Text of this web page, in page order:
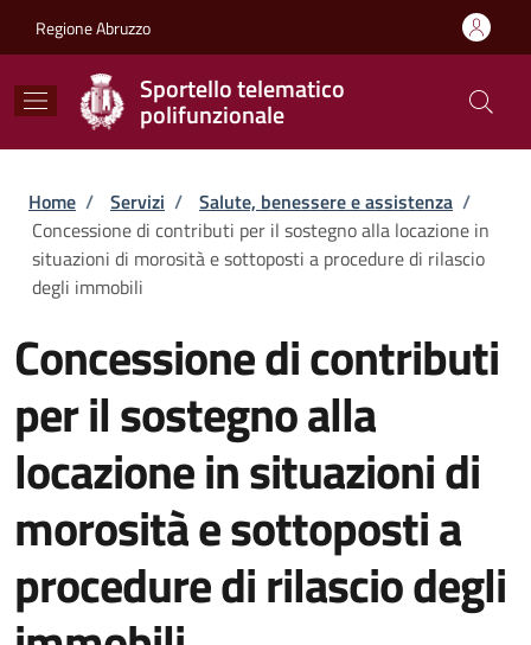
Regione Abruzzo
Sportello telematico
polifunzionale
Briciole di pane
Home / Servizi / Salute, benessere e assistenza /
Concessione di contributi per il sostegno alla locazione in
situazioni di morosità e sottoposti a procedure di rilascio
degli immobili
Concessione di contributi
per il sostegno alla
locazione in situazioni di
morosità e sottoposti a
procedure di rilascio degli